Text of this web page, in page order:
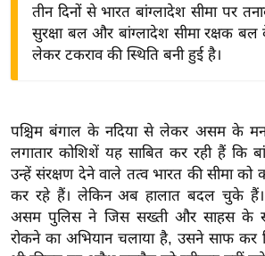
द्यो
त
वि
शे
ष
ज्ञ
रा
तीन दिनों से भारत बांग्लादेश सीमा पर
सुरक्षा बल और बांग्लादेश सीमा रक्षक
लेकर टकराव की स्थिति बनी हुई है।
पश्चिम बंगाल के नदिया से लेकर असम के
लगातार कोशिशें यह साबित कर रही हैं कि
उन्हें संरक्षण देने वाले तत्व भारत की सीमा
कर रहे हैं। लेकिन अब हालात बदल चुके हैं।
असम पुलिस ने जिस सख्ती और साहस के
रोकने का अभियान चलाया है, उसने साफ कर